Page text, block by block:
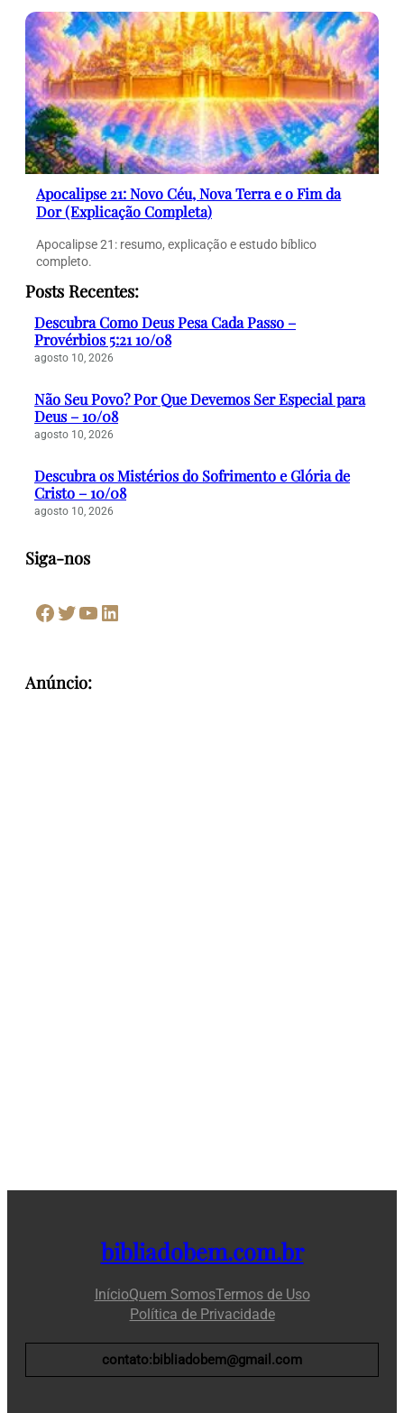
Apocalipse 21: Novo Céu, Nova Terra e o Fim da
Dor (Explicação Completa)
Apocalipse 21: resumo, explicação e estudo bíblico
completo.
Posts Recentes:
Descubra Como Deus Pesa Cada Passo –
Provérbios 5:21 10/08
agosto 10, 2026
Não Seu Povo? Por Que Devemos Ser Especial para
Deus – 10/08
agosto 10, 2026
Descubra os Mistérios do Sofrimento e Glória de
Cristo – 10/08
agosto 10, 2026
Siga-nos
Facebook Twitter Youtube LinkedIn
Anúncio:
bibliadobem.com.br
InícioQuem SomosTermos de Uso
Política de Privacidade
contato:bibliadobem@gmail.com